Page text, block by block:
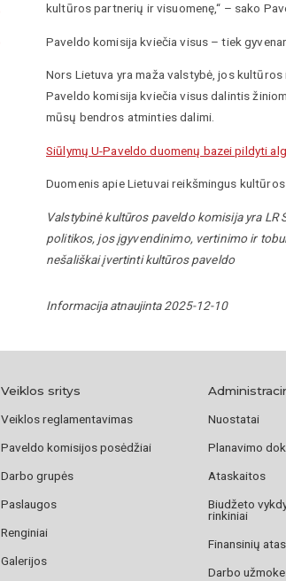
kultūros partnerių ir visuomenę,“ – sako
Paveldo komisija kviečia visus – tiek
Nors Lietuva yra maža valstybė, jos
Paveldo komisija kviečia visus dalintis
mūsų bendros atminties dalimi.
Siūlymų U-Paveldo duomenų bazei pildyti
Duomenis apie Lietuvai reikšmingus
Valstybinė kultūros paveldo komisija yra
politikos, jos įgyvendinimo, vertinimo ir
nešališkai įvertinti kultūros paveldo
Informacija atnaujinta 2025-12-10
Veiklos sritys
Veiklos reglamentavimas
Paveldo komisijos posėdžiai
Darbo grupės
Paslaugos
Renginiai
Galerijos
Nuostatai
Planavimo
Ataskaitos
Biudžeto
rinkiniai
Finansinių
Darbo